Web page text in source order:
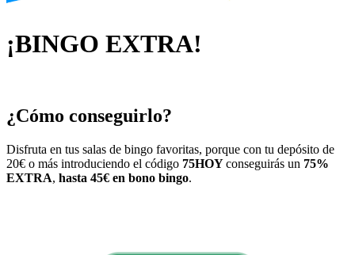
¡BINGO EXTRA!
¿Cómo conseguirlo?
Disfruta en tus salas de bingo favoritas, porque con tu depósito de
20€ o más introduciendo el código 75HOYconseguirás un 75%
EXTRA, hasta 45€ en bono bingo.